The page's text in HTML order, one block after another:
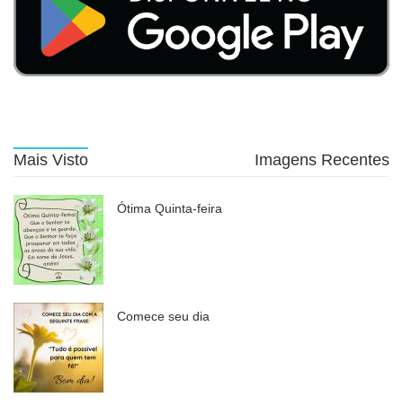
Mais Visto Imagens Recentes
Ótima Quinta-feira
Comece seu dia